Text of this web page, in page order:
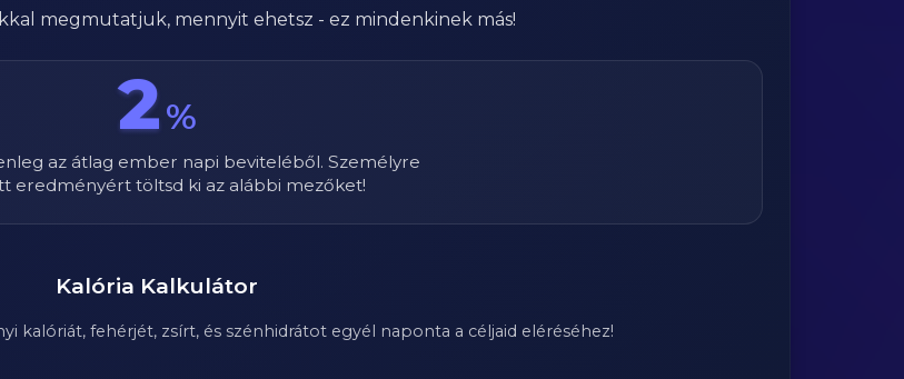
megmutatjuk, mennyit ehetsz - ez mindenkinek más!
2%
az átlag ember napi beviteléből. Személyre
eredményért töltsd ki az alábbi mezőket!
Kalória Kalkulátor
kalóriát, fehérjét, zsírt, és szénhidrátot egyél naponta a céljaid eléréséhez!